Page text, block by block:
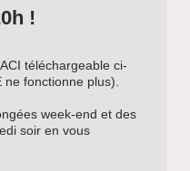
!
téléchargeable ci-
ne fonctionne plus).
week-end et des
soir en vous